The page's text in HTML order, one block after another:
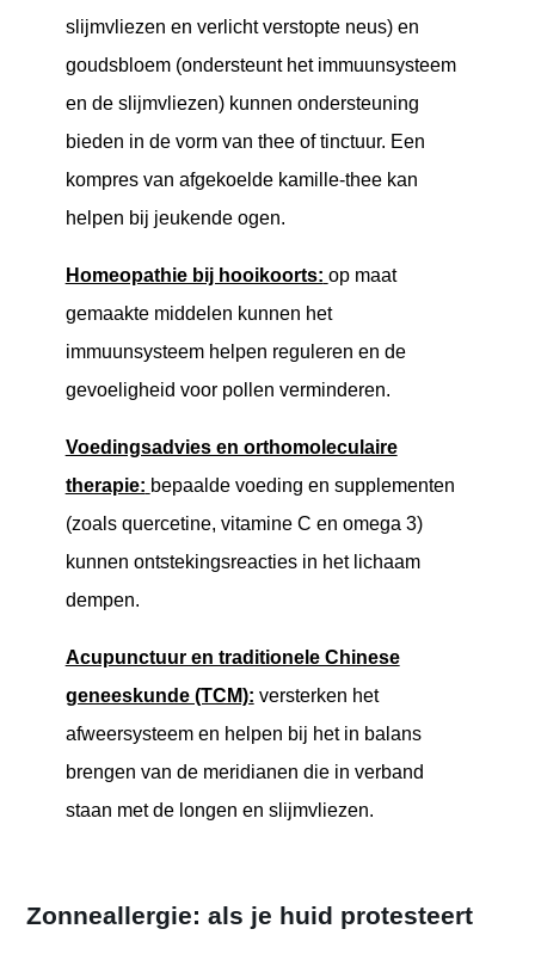
slijmvliezen en verlicht verstopte neus) en
goudsbloem (ondersteunt het immuunsysteem
en de slijmvliezen) kunnen ondersteuning
bieden in de vorm van thee of tinctuur. Een
kompres van afgekoelde kamille-thee kan
helpen bij jeukende ogen.
Homeopathie bij hooikoorts: op maat
gemaakte middelen kunnen het
immuunsysteem helpen reguleren en de
gevoeligheid voor pollen verminderen.
Voedingsadvies en orthomoleculaire
therapie: bepaalde voeding en supplementen
(zoals quercetine, vitamine C en omega 3)
kunnen ontstekingsreacties in het lichaam
dempen.
Acupunctuur en traditionele Chinese
geneeskunde (TCM): versterken het
afweersysteem en helpen bij het in balans
brengen van de meridianen die in verband
staan met de longen en slijmvliezen.
Zonneallergie: als je huid protesteert